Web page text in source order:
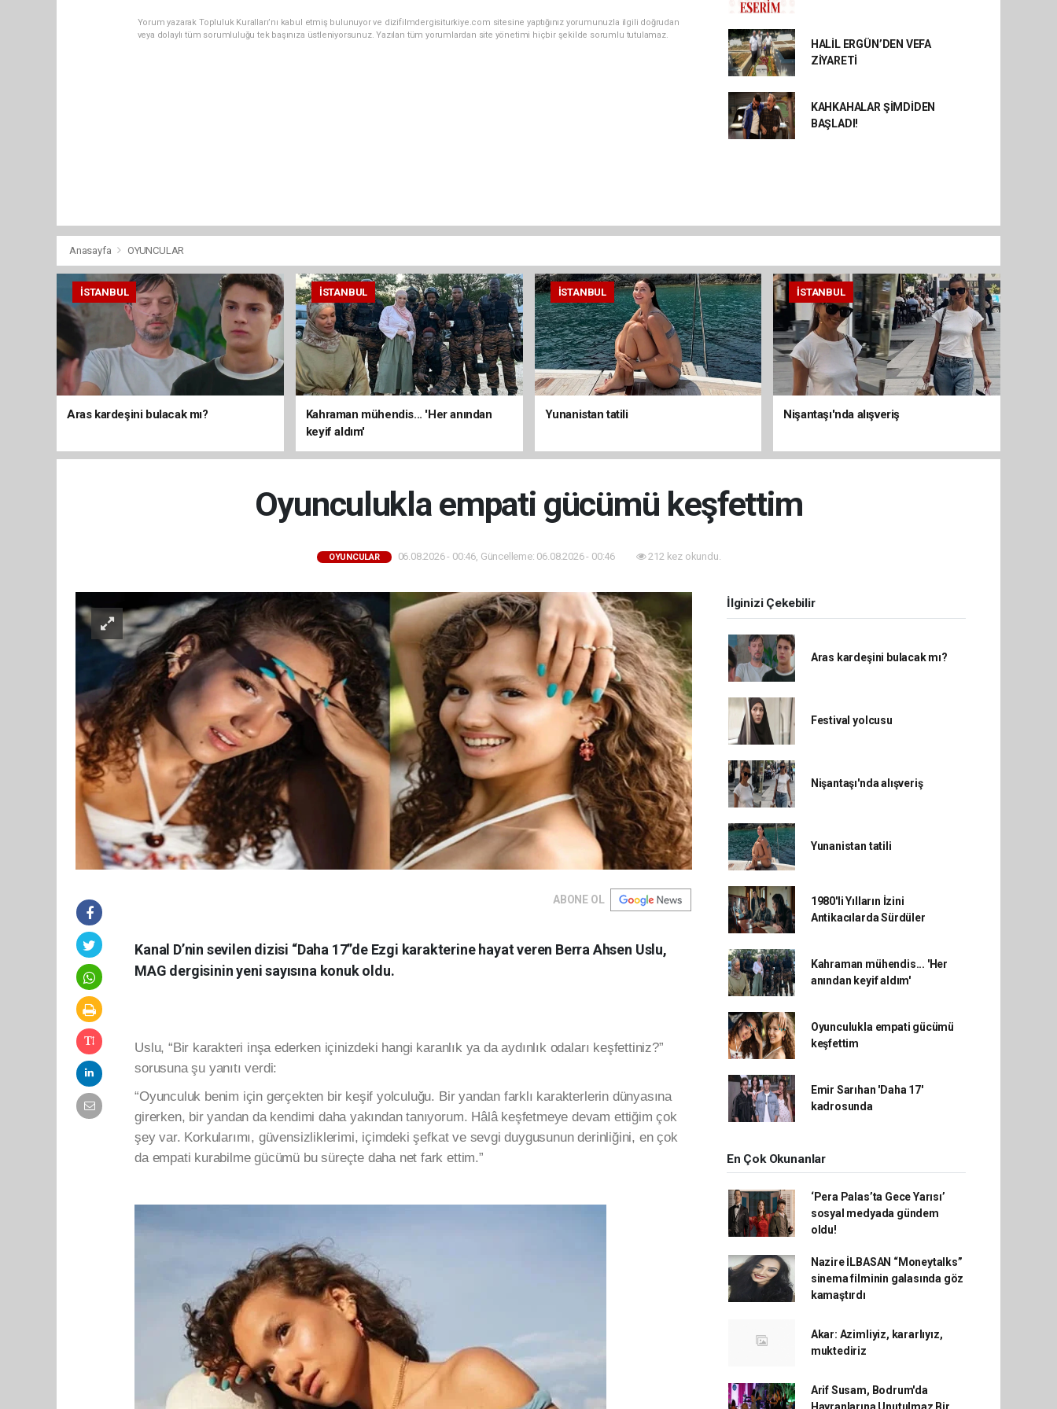
Yorum yazarak Topluluk Kuralları’nı kabul etmiş bulunuyor ve dizifilmdergisiturkiye.com sitesine yaptığınız yorumunuzla ilgili doğrudan
veya dolaylı tüm sorumluluğu tek başınıza üstleniyorsunuz. Yazılan tüm yorumlardan site yönetimi hiçbir şekilde sorumlu tutulamaz.
HALİL ERGÜN’DEN VEFA
ZİYARETİ
KAHKAHALAR ŞİMDİDEN
BAŞLADI!
Anasayfa OYUNCULAR
İSTANBUL
Aras kardeşini bulacak mı?
İSTANBUL
Kahraman mühendis... 'Her anından
keyif aldım'
İSTANBUL
Yunanistan tatili
İSTANBUL
Nişantaşı'nda alışveriş
Oyunculukla empati gücümü keşfettim
OYUNCULAR 06.08.2026 - 00:46, Güncelleme: 06.08.2026 - 00:46 212 kez okundu.
ABONE OL
Kanal D’nin sevilen dizisi “Daha 17”de Ezgi karakterine hayat veren Berra Ahsen Uslu,
MAG dergisinin yeni sayısına konuk oldu.
Uslu, “Bir karakteri inşa ederken içinizdeki hangi karanlık ya da aydınlık odaları keşfettiniz?”
sorusuna şu yanıtı verdi:
“Oyunculuk benim için gerçekten bir keşif yolculuğu. Bir yandan farklı karakterlerin dünyasına
girerken, bir yandan da kendimi daha yakından tanıyorum. Hâlâ keşfetmeye devam ettiğim çok
şey var. Korkularımı, güvensizliklerimi, içimdeki şefkat ve sevgi duygusunun derinliğini, en çok
da empati kurabilme gücümü bu süreçte daha net fark ettim.”
İlginizi Çekebilir
Aras kardeşini bulacak mı?
Festival yolcusu
Nişantaşı'nda alışveriş
Yunanistan tatili
1980'li Yılların İzini
Antikacılarda Sürdüler
Kahraman mühendis... 'Her
anından keyif aldım'
Oyunculukla empati gücümü
keşfettim
Emir Sarıhan 'Daha 17'
kadrosunda
En Çok Okunanlar
‘Pera Palas’ta Gece Yarısı’
sosyal medyada gündem
oldu!
Nazire İLBASAN “Moneytalks”
sinema filminin galasında göz
kamaştırdı
Akar: Azimliyiz, kararlıyız,
muktediriz
Arif Susam, Bodrum'da
Hayranlarına Unutulmaz Bir